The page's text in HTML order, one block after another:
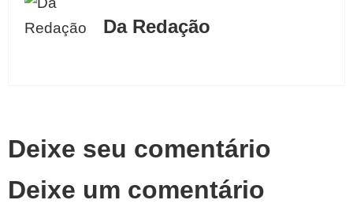
Da Redação
Deixe seu comentário
Deixe um comentário